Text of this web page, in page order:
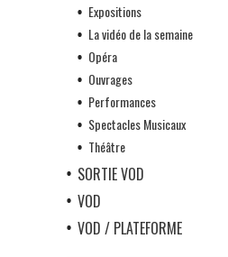
Expositions
La vidéo de la semaine
Opéra
Ouvrages
Performances
Spectacles Musicaux
Théâtre
SORTIE VOD
VOD
VOD / PLATEFORME